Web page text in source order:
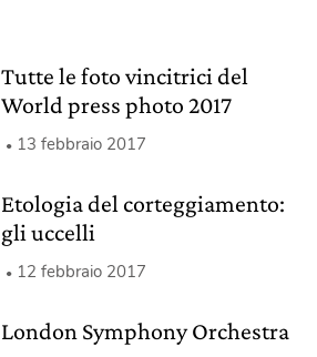
Tutte le foto vincitrici del
World press photo 2017
13 febbraio 2017
Etologia del corteggiamento:
gli uccelli
12 febbraio 2017
London Symphony Orchestra